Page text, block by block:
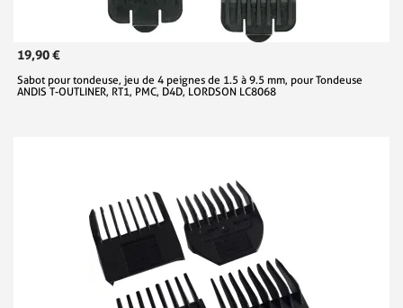
19,90 €
Sabot pour tondeuse, jeu de 4 peignes de 1.5 à 9.5 mm, pour Tondeuse
ANDIS T-OUTLINER, RT1, PMC, D4D, LORDSON LC8068